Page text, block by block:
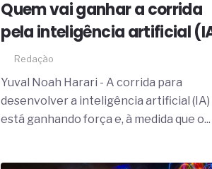
Quem vai ganhar a corrida
pela inteligência artificial
Redação
Yuval Noah Harari - A corrida para
desenvolver a inteligência artificial (IA)
está ganhando força e, à medida que o...